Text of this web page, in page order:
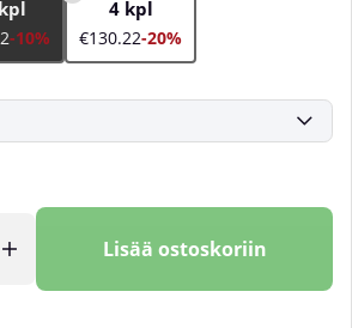
-10%
4 kpl
€130.22-20%
Lisää ostoskoriin